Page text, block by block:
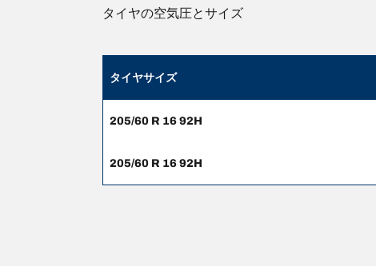
タイヤの空気圧とサイズ
タイヤサイズ
205/60 R 16 92H
205/60 R 16 92H